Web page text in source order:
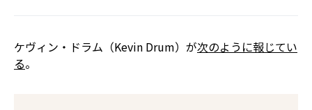
ケヴィン・ドラム（Kevin Drum）が次のように報じてい
る。